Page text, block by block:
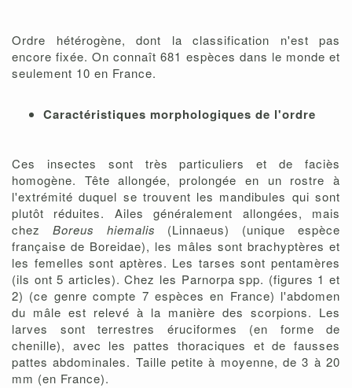
Ordre hétérogène, dont la classification n'est pas
encore fixée. On connaît 681 espèces dans le monde et
seulement 10 en France.
Caractéristiques morphologiques de l'ordre
Ces insectes sont très particuliers et de faciès
homogène. Tête allongée, prolongée en un rostre à
l'extrémité duquel se trouvent les mandibules qui sont
plutôt réduites. Ailes généralement allongées, mais
chez Boreus hiemalis (Linnaeus) (unique espèce
française de Boreidae), les mâles sont brachyptères et
les femelles sont aptères. Les tarses sont pentamères
(ils ont 5 articles). Chez les Parnorpa spp. (figures 1 et
2) (ce genre compte 7 espèces en France) l'abdomen
du mâle est relevé à la manière des scorpions. Les
larves sont terrestres éruciformes (en forme de
chenille), avec les pattes thoraciques et de fausses
pattes abdominales. Taille petite à moyenne, de 3 à 20
mm (en France).